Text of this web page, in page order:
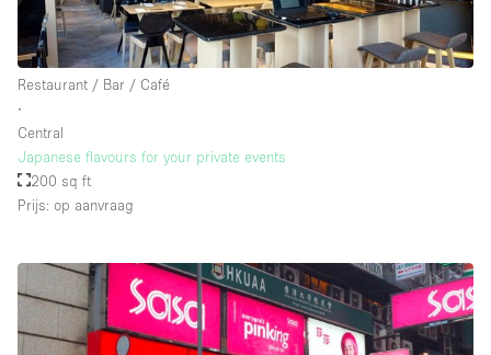
Restaurant / Bar / Café
∙
Central
Japanese flavours for your private events
200 sq ft
Prijs: op aanvraag